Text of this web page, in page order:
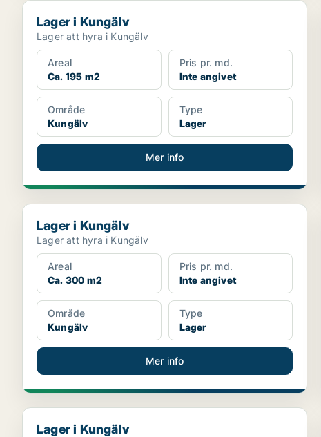
Lager i Kungälv
Lager i Kungälv
Lager att hyra i Kungälv
Areal
Ca. 195 m2
Pris pr. md.
Inte angivet
Område
Kungälv
Type
Lager
Mer info
Lager i Kungälv
Lager i Kungälv
Lager att hyra i Kungälv
Areal
Ca. 300 m2
Pris pr. md.
Inte angivet
Område
Kungälv
Type
Lager
Mer info
Lager i Kungälv
Lager i Kungälv